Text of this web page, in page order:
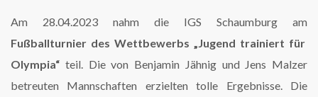
Am 28.04.2023 nahm die IGS Schaumburg am
Fußballturnier des Wettbewerbs
„Jugend trainiert für
Olympia“ teil. Die von Benjamin Jähnig und Jens Malzer
betreuten Mannschaften erzielten tolle Ergebnisse. Die